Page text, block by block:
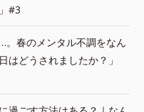
#3
。春のメンタル不調をなん
はどうされましたか？」